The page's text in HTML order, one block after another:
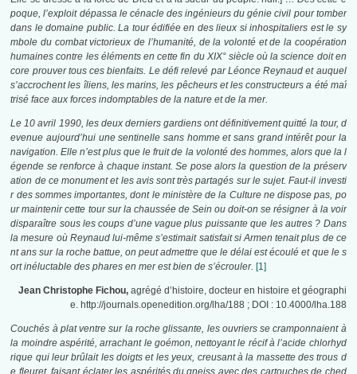
poque, l’exploit dépassa le cénacle des ingénieurs du génie civil pour tomber
dans le domaine public. La tour édifiée en des lieux si inhospitaliers est le sy
mbole du combat victorieux de l’humanité, de la volonté et de la coopération
humaines contre les éléments en cette fin du XIX° siècle où la science doit en
core prouver tous ces bienfaits. Le défi relevé par Léonce Reynaud et auquel
s’accrochent les îliens, les marins, les pêcheurs et les constructeurs a été maî
trisé face aux forces indomptables de la nature et de la mer.
Le 10 avril 1990, les deux derniers gardiens ont définitivement quitté la tour, d
evenue aujourd’hui une sentinelle sans homme et sans grand intérêt pour la
navigation. Elle n’est plus que le fruit de la volonté des hommes, alors que la l
égende se renforce à chaque instant. Se pose alors la question de la préserv
ation de ce monument et les avis sont très partagés sur le sujet. Faut-il investi
r des sommes importantes, dont le ministère de la Culture ne dispose pas, po
ur maintenir cette tour sur la chaussée de Sein ou doit-on se résigner à la voir
disparaître sous les coups d’une vague plus puissante que les autres ? Dans
la mesure où Reynaud lui-même s’estimait satisfait si Armen tenait plus de ce
nt ans sur la roche battue, on peut admettre que le délai est écoulé et que le s
ort inéluctable des phares en mer est bien de s’écrouler. [1]
Jean Christophe Fichou, agrégé d’histoire, docteur en histoire et géographi
e. http://journals.openedition.org/lha/188 ; DOI : 10.4000/lha.188
Couchés à plat ventre sur la roche glissante, les ouvriers se cramponnaient à
la moindre aspérité, arrachant le goémon, nettoyant le récif à l’acide chlorhyd
rique qui leur brûlait les doigts et les yeux, creusant à la massette des trous d
e fleuret, faisant éclater les aspérités du gneiss avec des cartouches de ched